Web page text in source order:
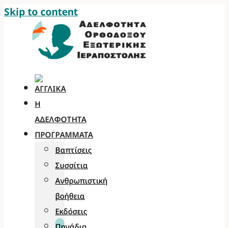
Skip to content
Η
ΑΔΕΛΦΌΤΗΤΑ
ΠΡΟΓΡΆΜΜΑΤΑ
Βαπτίσεις
Συσσίτια
Ανθρωπιστική
βοήθεια
Εκδόσεις